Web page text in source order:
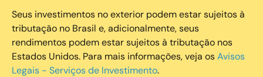
Seus investimentos no exterior podem estar sujeitos à
tributação no Brasil e, adicionalmente, seus
rendimentos podem estar sujeitos à tributação nos
Estados Unidos. Para mais informações, veja osAvisos
Legais - Serviços de Investimento.